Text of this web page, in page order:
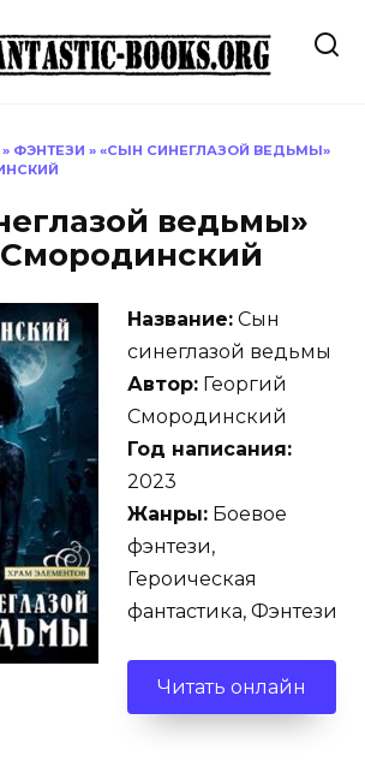
» ФЭНТЕЗИ » «СЫН СИНЕГЛАЗОЙ ВЕДЬМЫ»
ведьмы»
Название: Сын
синеглазой ведьмы
Автор: Георгий
Смородинский
Год написания:
2023
Жанры: Боевое
фэнтези,
Героическая
фантастика, Фэнтези
Читать онлайн